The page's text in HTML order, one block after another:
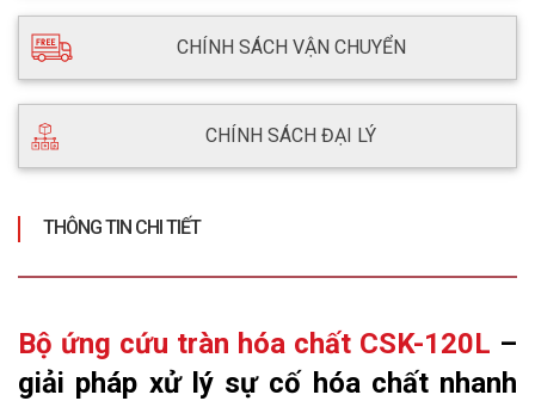
CHÍNH SÁCH VẬN CHUYỂN
CHÍNH SÁCH ĐẠI LÝ
THÔNG TIN CHI TIẾT
Bộ ứng cứu tràn hóa chất CSK-120L –
giải pháp xử lý sự cố hóa chất nhanh